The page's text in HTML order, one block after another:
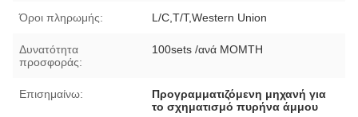
Όροι πληρωμής: L/C,T/T,Western Union
Δυνατότητα
προσφοράς:
100sets /ανά MOMTH
Επισημαίνω:
Προγραμματιζόμενη μηχανή για
το σχηματισμό πυρήνα άμμου